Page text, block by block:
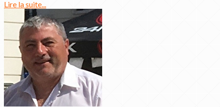
Lire la suite...